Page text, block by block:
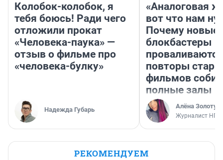
Колобок-колобок, я
тебя боюсь! Ради чего
отложили прокат
«Человека-паука» —
отзыв о фильме про
«человека-булку»
Надежда Губарь
«Аналоговая
вот что нам
Почему новые
блокбастеры
повторы
фильмов
полные залы
Алёна
Журналист НГС
РЕКОМЕНДУЕМ